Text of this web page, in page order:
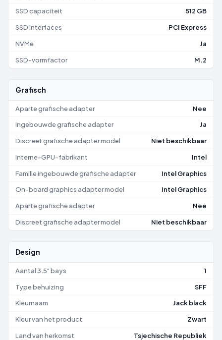
SSD capaciteit 512 GB
SSD interfaces PCI Express
NVMe Ja
SSD-vormfactor M.2
Grafisch
Aparte grafische adapter Nee
Ingebouwde grafische adapter Ja
Discreet grafische adapter model Niet beschikbaar
Interne-GPU-fabrikant Intel
Familie ingebouwde grafische adapter Intel Graphics
On-board graphics adapter model Intel Graphics
Aparte grafische adapter Nee
Discreet grafische adapter model Niet beschikbaar
Design
Aantal 3.5" bays 1
Type behuizing SFF
Kleurnaam Jack black
Kleur van het product Zwart
Land van herkomst Tsjechische Republiek